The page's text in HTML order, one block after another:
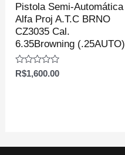
Pistola Semi-Automática
Alfa Proj A.T.C BRNO
CZ3035 Cal.
6.35Browning (.25AUTO)
Avaliação
R$1,600.00